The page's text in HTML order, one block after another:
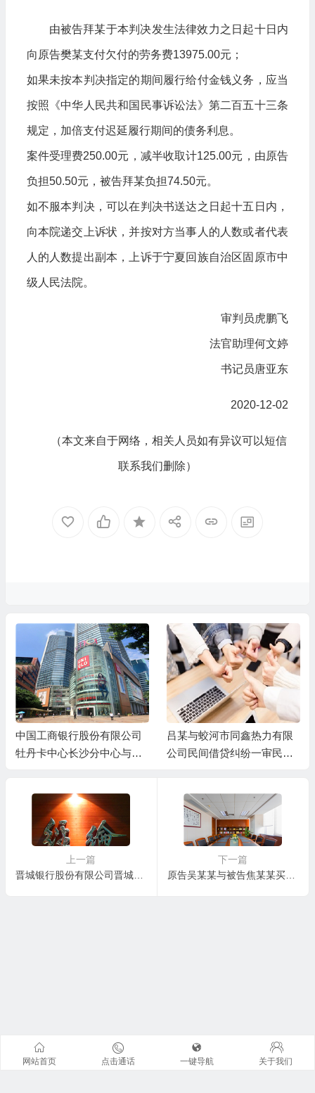
由被告拜某于本判决发生法律效力之日起十日内
向原告樊某支付欠付的劳务费13975.00元；
如果未按本判决指定的期间履行给付金钱义务，应当
按照《中华人民共和国民事诉讼法》第二百五十三条
规定，加倍支付迟延履行期间的债务利息。
案件受理费250.00元，减半收取计125.00元，由原告
负担50.50元，被告拜某负担74.50元。
如不服本判决，可以在判决书送达之日起十五日内，
向本院递交上诉状，并按对方当事人的人数或者代表
人的人数提出副本，上诉于宁夏回族自治区固原市中
级人民法院。
审判员虎鹏飞
法官助理何文婷
书记员唐亚东
2020-12-02
（本文来自于网络，相关人员如有异议可以短信
联系我们删除）
中国工商银行股份有限公司
牡丹卡中心长沙分中心与谷
吕某与蛟河市同鑫热力有限
公司民间借贷纠纷一审民事
上一篇
晋城银行股份有限公司晋城分行与裴某1、王某等金融借款合同纠纷一审民事判决书
下一篇
原告吴某某与被告焦某某买卖合同纠纷一审民事判决书
网站首页 点击通话 一键导航 关于我们